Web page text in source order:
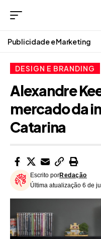
Publicidade e Marketing
DESIGN E BRANDING
Alexandre
mercado da
Catarina
Última atualização 6 de
Escrito porRedação